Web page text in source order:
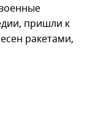
пришли к
ракетами,